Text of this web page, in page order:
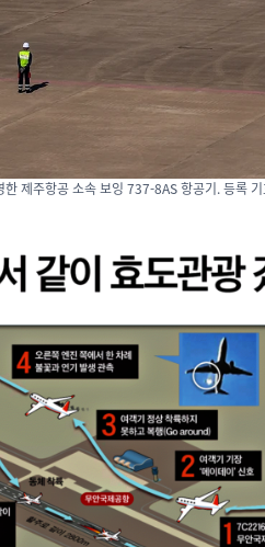
한 제주항공 소속 보잉 737-8AS 항공기. 등록